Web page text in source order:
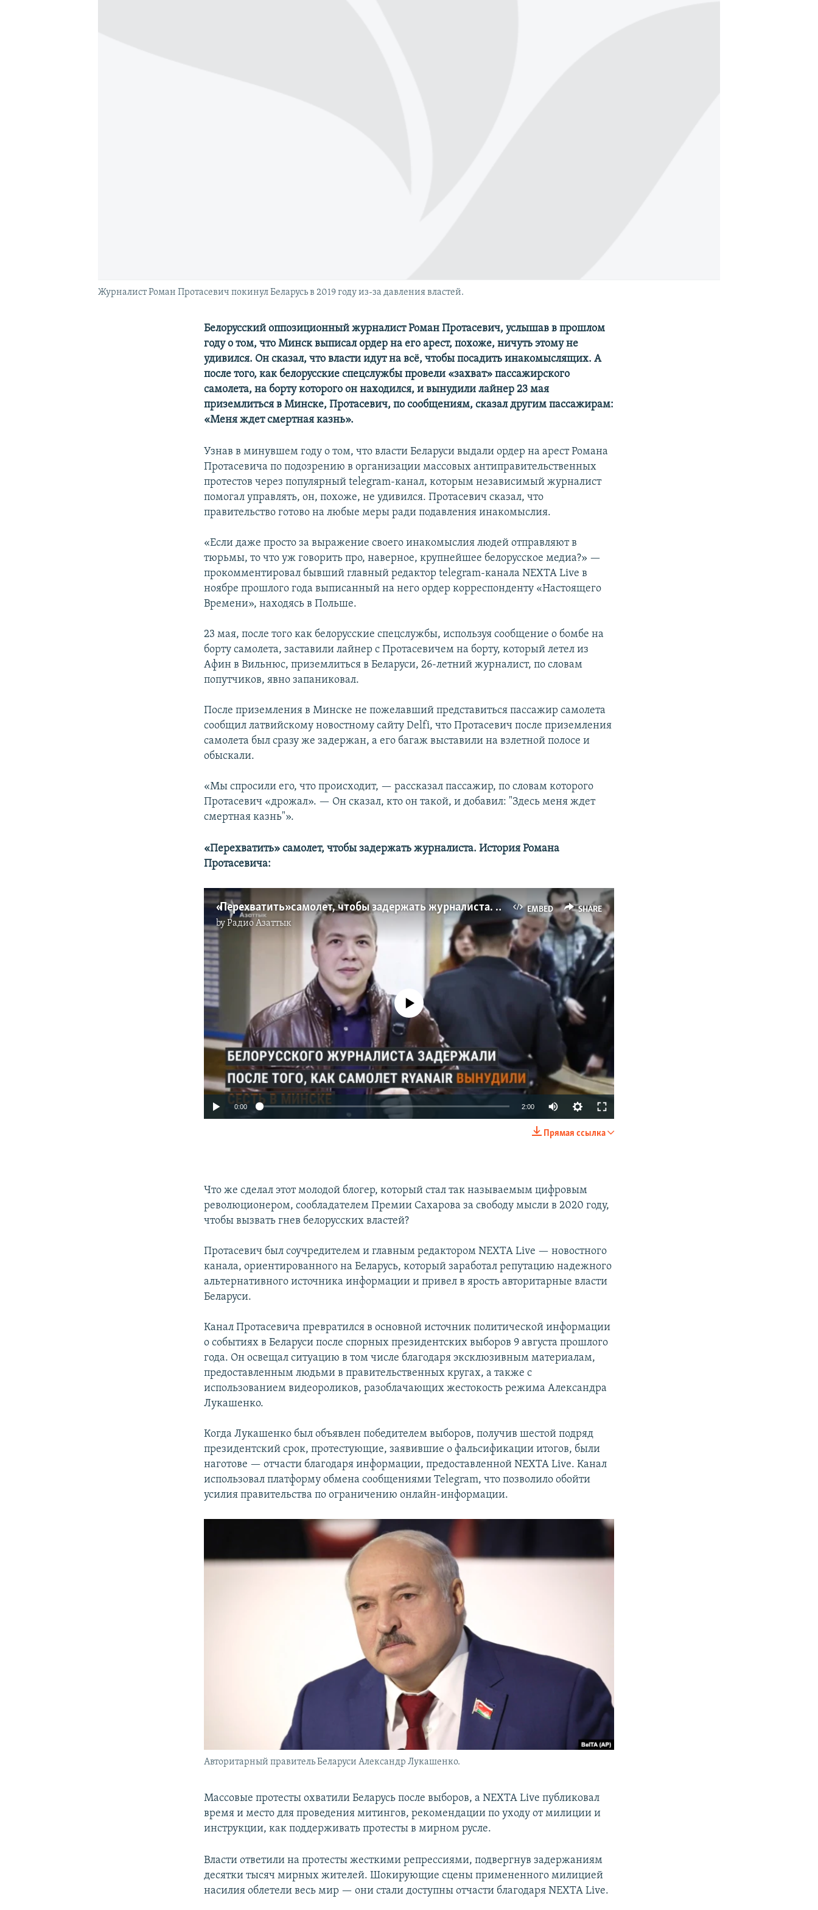
Журналист Роман Протасевич покинул Беларусь в 2019 году из-за давления властей.
Белорусский оппозиционный журналист Роман Протасевич, услышав в прошлом
году о том, что Минск выписал ордер на его арест, похоже, ничуть этому не
удивился. Он сказал, что власти идут на всё, чтобы посадить инакомыслящих. А
после того, как белорусские спецслужбы провели «захват» пассажирского
самолета, на борту которого он находился, и вынудили лайнер 23 мая
приземлиться в Минске, Протасевич, по сообщениям, сказал другим пассажирам:
«Меня ждет смертная казнь».
Узнав в минувшем году о том, что власти Беларуси выдали ордер на арест Романа
Протасевича по подозрению в организации массовых антиправительственных
протестов через популярный telegram-канал, которым независимый журналист
помогал управлять, он, похоже, не удивился. Протасевич сказал, что
правительство готово на любые меры ради подавления инакомыслия.
«Если даже просто за выражение своего инакомыслия людей отправляют в
тюрьмы, то что уж говорить про, наверное, крупнейшее белорусское медиа?» —
прокомментировал бывший главный редактор telegram-канала NEXTA Live в
ноябре прошлого года выписанный на него ордер корреспонденту «Настоящего
Времени», находясь в Польше.
23 мая, после того как белорусские спецслужбы, используя сообщение о бомбе на
борту самолета, заставили лайнер с Протасевичем на борту, который летел из
Афин в Вильнюс, приземлиться в Беларуси, 26-летний журналист, по словам
попутчиков, явно запаниковал.
После приземления в Минске не пожелавший представиться пассажир самолета
сообщил латвийскому новостному сайту Delfi, что Протасевич после приземления
самолета был сразу же задержан, а его багаж выставили на взлетной полосе и
обыскали.
«Мы спросили его, что происходит, — рассказал пассажир, по словам которого
Протасевич «дрожал». — Он сказал, кто он такой, и добавил: "Здесь меня ждет
смертная казнь"».
«Перехватить» самолет, чтобы задержать журналиста. История Романа
Протасевича:
EMBED SHARE
«Перехватить» самолет, чтобы задержать журналиста. История Романа Протасевича
byРадио Азаттык
Auto 240p 360p 480p
No media source currently available
0:00 2:00
720p
Прямая ссылка
Что же сделал этот молодой блогер, который стал так называемым цифровым
революционером, сообладателем Премии Сахарова за свободу мысли в 2020 году,
чтобы вызвать гнев белорусских властей?
Протасевич был соучредителем и главным редактором NEXTA Live — новостного
канала, ориентированного на Беларусь, который заработал репутацию надежного
альтернативного источника информации и привел в ярость авторитарные власти
Беларуси.
Канал Протасевича превратился в основной источник политической информации
о событиях в Беларуси после спорных президентских выборов 9 августа прошлого
года. Он освещал ситуацию в том числе благодаря эксклюзивным материалам,
предоставленным людьми в правительственных кругах, а также с
использованием видеороликов, разоблачающих жестокость режима Александра
Лукашенко.
Когда Лукашенко был объявлен победителем выборов, получив шестой подряд
президентский срок, протестующие, заявившие о фальсификации итогов, были
наготове — отчасти благодаря информации, предоставленной NEXTA Live. Канал
использовал платформу обмена сообщениями Telegram, что позволило обойти
усилия правительства по ограничению онлайн-информации.
Авторитарный правитель Беларуси Александр Лукашенко.
Массовые протесты охватили Беларусь после выборов, а NEXTA Live публиковал
время и место для проведения митингов, рекомендации по уходу от милиции и
инструкции, как поддерживать протесты в мирном русле.
Власти ответили на протесты жесткими репрессиями, подвергнув задержаниям
десятки тысяч мирных жителей. Шокирующие сцены примененного милицией
насилия облетели весь мир — они стали доступны отчасти благодаря NEXTA Live.